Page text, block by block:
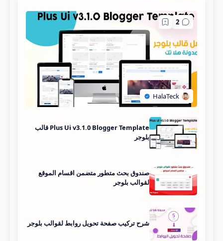
Plus Ui v3.1.0 Blogger Template قالب
بلوجر
صندوق بحث متطور متضمن اقسام الموقع
لقوالب بلوجر
شرح تركيب صفحة تحويل روابط لقوالب بلوجر